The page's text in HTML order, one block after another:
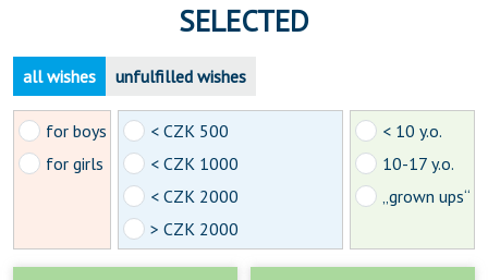
SELECTED
all wishes unfulfilled wishes
for boys
for girls
< CZK 500
< CZK 1000
< CZK 2000
> CZK 2000
< 10 y.o.
10-17 y.o.
„grown ups“